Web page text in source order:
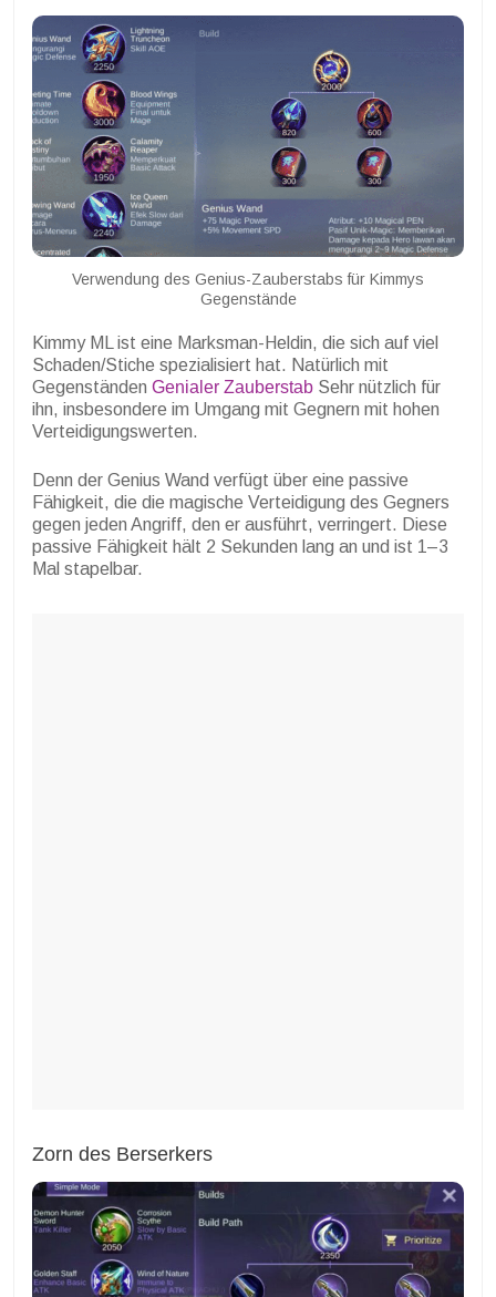
Verwendung des Genius-Zauberstabs für Kimmys
Gegenstände
Kimmy ML ist eine Marksman-Heldin, die sich auf viel
Schaden/Stiche spezialisiert hat. Natürlich mit
Gegenständen Genialer Zauberstab Sehr nützlich für
ihn, insbesondere im Umgang mit Gegnern mit hohen
Verteidigungswerten.
Denn der Genius Wand verfügt über eine passive
Fähigkeit, die die magische Verteidigung des Gegners
gegen jeden Angriff, den er ausführt, verringert. Diese
passive Fähigkeit hält 2 Sekunden lang an und ist 1–3
Mal stapelbar.
Zorn des Berserkers